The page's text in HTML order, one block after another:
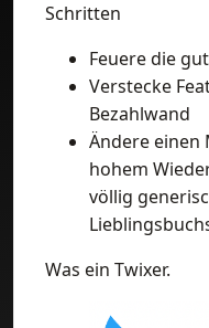
Schritten
Feuere die
Verstecke
Bezahlwand
Ändere einen
hohem
völlig
Was ein Twixer.